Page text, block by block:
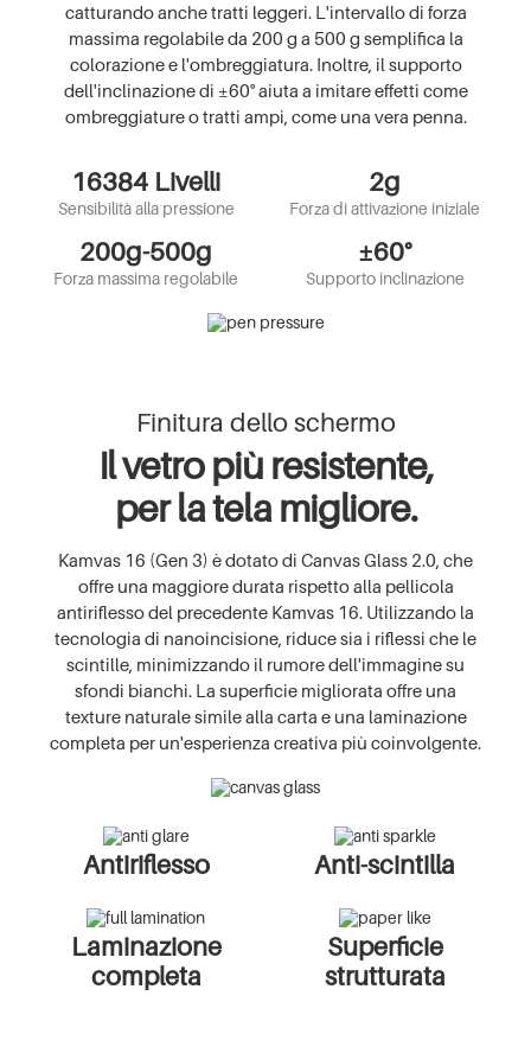
catturando anche tratti leggeri. L'intervallo di forza
massima regolabile da 200 g a 500 g semplifica la
colorazione e l'ombreggiatura. Inoltre, il supporto
dell'inclinazione di ±60° aiuta a imitare effetti come
ombreggiature o tratti ampi, come una vera penna.
16384 Livelli
Sensibilità alla pressione
2g
Forza di attivazione iniziale
200g-500g
Forza massima regolabile
±60°
Supporto inclinazione
Finitura dello schermo
Il vetro più resistente,
per la tela migliore.
Kamvas 16 (Gen 3) è dotato di Canvas Glass 2.0, che
offre una maggiore durata rispetto alla pellicola
antiriflesso del precedente Kamvas 16. Utilizzando la
tecnologia di nanoincisione, riduce sia i riflessi che le
scintille, minimizzando il rumore dell'immagine su
sfondi bianchi. La superficie migliorata offre una
texture naturale simile alla carta e una laminazione
completa per un'esperienza creativa più coinvolgente.
Antiriflesso Anti-scintilla
Laminazione
completa
Superficie
strutturata